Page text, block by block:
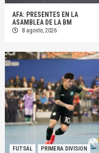
AFA: PRESENTES EN LA
ASAMBLEA DE LA BM
8 agosto, 2026
FUTSAL PRIMERA DIVISION